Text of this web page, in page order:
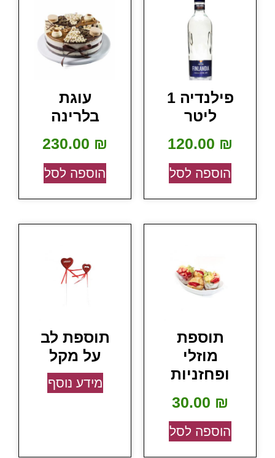
פילנדיה 1
ליטר
120.00 ₪
הוספה לסל
עוגת
בלרינה
230.00 ₪
הוספה לסל
תוספת
מוזלי
ופחזניות
30.00 ₪
הוספה לסל
תוספת לב
על מקל
מידע נוסף